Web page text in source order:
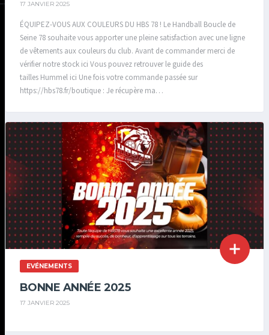
17 JANVIER 2025
ÉQUIPEZ-VOUS AUX COULEURS DU HBS 78 ! Le Handball Boucle de
Seine 78 souhaite vous apporter une pleine satisfaction avec une ligne
de vêtements aux couleurs du club. Avant de commander merci de
vérifier notre stock ici Vous pouvez retrouver le guide des
tailles Hummel ici Une fois votre commande passée sur
https://hbs78.fr/boutique : Je récupère ma…
EVÉNEMENTS
BONNE ANNÉE 2025
17 JANVIER 2025